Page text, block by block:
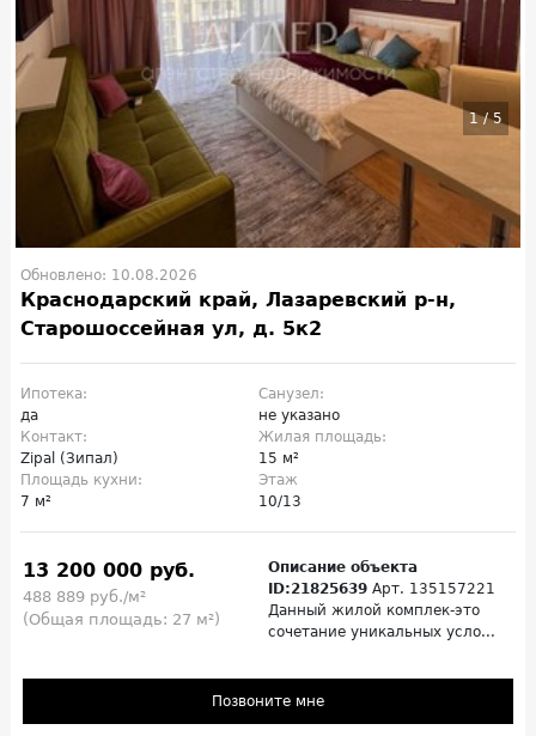
1/5
Обновлено: 10.08.2026
Краснодарский край, Лазаревский р-н,
Старошоссейная ул, д. 5к2
Ипотека:
да
Санузел:
не указано
Контакт:
Zipal (Зипал)
Жилая площадь:
15 м²
Площадь кухни:
7 м²
Этаж
10/13
13 200 000 руб.
488 889 руб./м²
(Общая площадь: 27 м²)
Описание объекта
ID:21825639 Арт. 135157221
Данный жилой комплек-это
сочетание уникальных усло...
Позвоните мне